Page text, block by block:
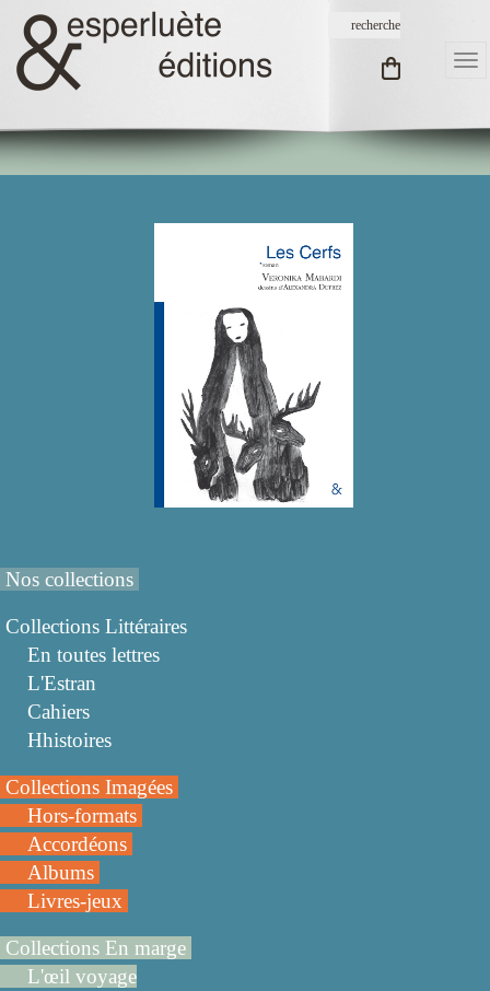
Nos collections
Collections Littéraires
En toutes lettres
L'Estran
Cahiers
Hhistoires
Collections Imagées
Hors-formats
Accordéons
Albums
Livres-jeux
Collections En marge
L'œil voyage